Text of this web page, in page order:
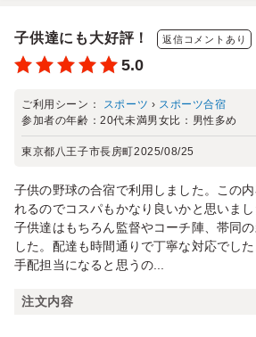
子供達にも大好評！ 返信コメントあり
5.0
ご利用シーン： スポーツ › スポーツ合宿
参加者の年齢：20代未満男女比： 男性多め
東京都八王子市長房町2025/08/25
子供の野球の合宿で利用しました。この
れるのでコスパもかなり良いかと思いまし
子供達はもちろん監督やコーチ陣、帯同
した。配達も時間通りで丁寧な対応でし
手配担当になると思うの...
注文内容